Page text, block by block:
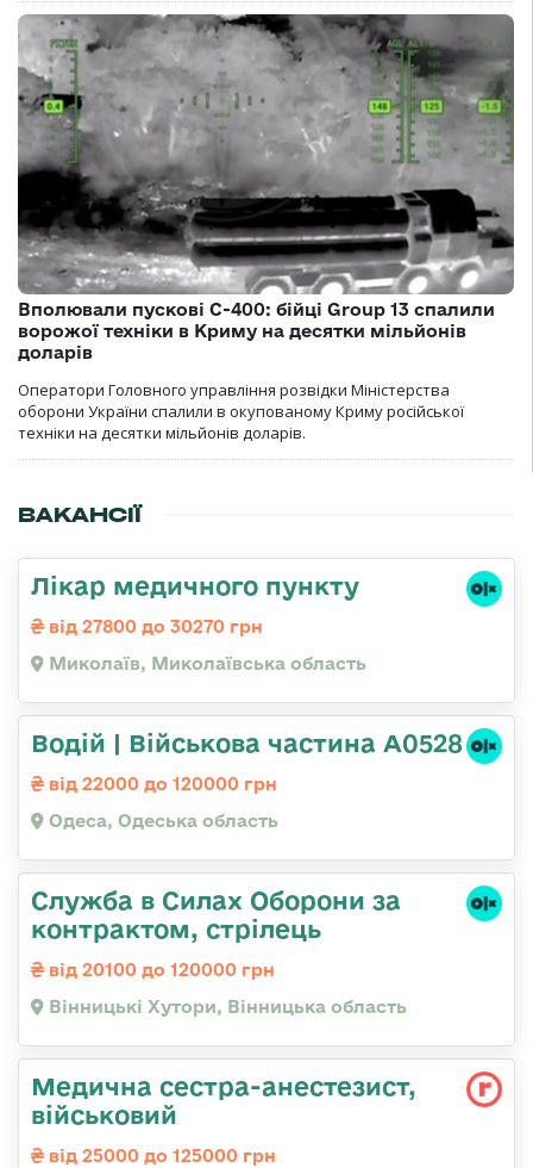
Вполювали пускові С-400: бійці Group 13 спалили
ворожої техніки в Криму на десятки мільйонів
доларів
Оператори Головного управління розвідки Міністерства
оборони України спалили в окупованому Криму російської
техніки на десятки мільйонів доларів.
ВАКАНСІЇ
Лікар медичного пункту
від 27800 до 30270 грн
Миколаїв, Миколаївська область
Водій | Військова частина А0528
від 22000 до 120000 грн
Одеса, Одеська область
Служба в Силах Оборони за
контрактом, стрілець
від 20100 до 120000 грн
Вінницькі Хутори, Вінницька область
Медична сестpа-анестезист,
військовий
від 25000 до 125000 грн